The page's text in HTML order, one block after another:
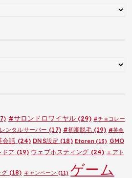
#サロンドロワイヤル(29) #チョコレー
ンタルサーバー (17) #初期脱毛(19) #英会
会話 (24) DNS設定 (18) Etoren(13) GMO
ドア (19) ウェブホスティング (24) エアト
グ(18) キャンペーン (11) ゲーム